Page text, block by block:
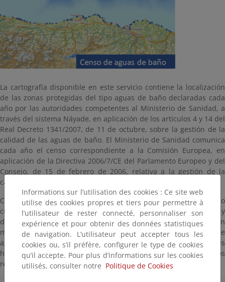
La cartografía disponible en este servicio contiene la localización
de las zonas protegidas del tipo aguas de baño declaradas cada
año por las autoridades competentes al Ministerio de Sanidad, a
través del sistema Náyade, en aplicación de los artículos 4 y 14 del
Real Decreto 1341/2007, de 11 de octubre, sobre la gestión de la
calidad de las aguas de baño. El Ministerio de Sanidad comunica
cada año el censo correspondiente a la Comisión Europea, en
aplicación de la Directiva 2006/7/CE del Parlamento Europeo y del
Consejo, de 15 de febrero de 2006, relativa a la gestión de la
calidad de las aguas de baño. Se trata de coberturas de puntos.
Con estos conjuntos de datos espaciales se da asimismo
cumplimiento a la Directiva 2000/60/CE del Parlamento Europeo y
del Consejo, de 23 de octubre de 2000, por la que se establece un
marco comunitario de actuación en el ámbito de la política de
aguas, mediante la incorporación de estas zonas en los planes
hidrológicos de cuenca como zonas protegidas para usos
recreativos (baño).
Informations sur l’utilisation des cookies : Ce site web
utilise des cookies propres et tiers pour permettre à
l’utilisateur de rester connecté, personnaliser son
expérience et pour obtenir des données statistiques
de navigation. L’utilisateur peut accepter tous les
cookies ou, s’il préfère, configurer le type de cookies
qu’il accepte. Pour plus d’informations sur les cookies
utilisés, consulter notre Politique de Cookies